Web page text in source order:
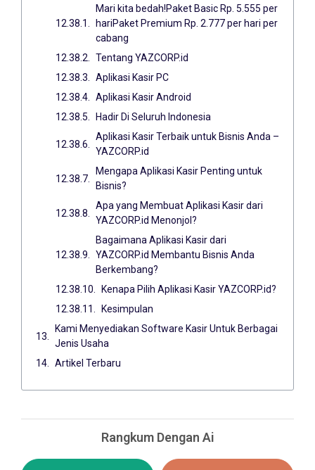
Mari kita bedah!Paket Basic Rp. 5.555 per
hariPaket Premium Rp. 2.777 per hari per
cabang
Tentang YAZCORP.id
Aplikasi Kasir PC
Aplikasi Kasir Android
Hadir Di Seluruh Indonesia
Aplikasi Kasir Terbaik untuk Bisnis Anda –
YAZCORP.id
Mengapa Aplikasi Kasir Penting untuk
Bisnis?
Apa yang Membuat Aplikasi Kasir dari
YAZCORP.id Menonjol?
Bagaimana Aplikasi Kasir dari
YAZCORP.id Membantu Bisnis Anda
Berkembang?
Kenapa Pilih Aplikasi Kasir YAZCORP.id?
Kesimpulan
Kami Menyediakan Software Kasir Untuk Berbagai
Jenis Usaha
Artikel Terbaru
Rangkum Dengan Ai